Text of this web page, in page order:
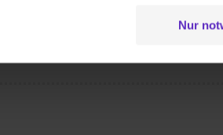
sowie bei der separaten Aktivierung
dir nach Setzen der Cookies
Nur
und Fachhochschulreife erlangst. So